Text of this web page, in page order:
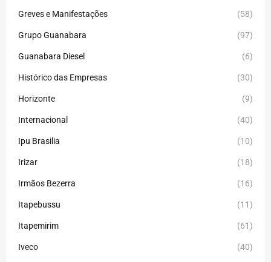
Greves e Manifestações (58)
Grupo Guanabara (97)
Guanabara Diesel (6)
Histórico das Empresas (30)
Horizonte (9)
Internacional (40)
Ipu Brasilia (10)
Irizar (18)
Irmãos Bezerra (16)
Itapebussu (11)
Itapemirim (61)
Iveco (40)